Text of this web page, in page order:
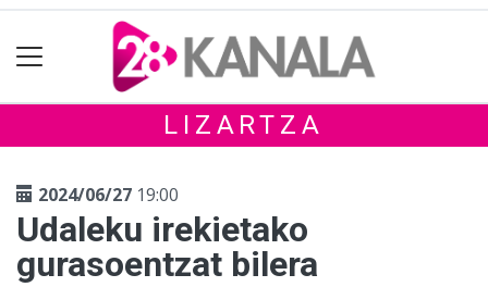
LIZARTZA
2024/06/27 19:00
Udaleku irekietako
gurasoentzat bilera